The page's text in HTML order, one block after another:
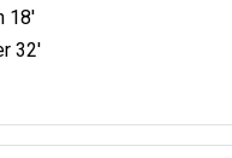
18'
32'